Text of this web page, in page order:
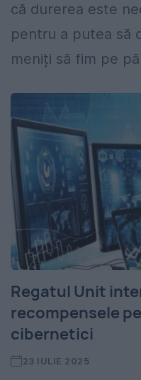
că durerea este
pentru a putea să
meniți să fim pe
Regatul Unit
recompensele
cibernetici
23 IULIE 2025